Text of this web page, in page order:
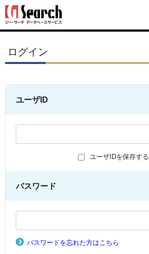
ログイン
ユーザID
ユーザIDを保存する
パスワード
パスワードを忘れた方はこちら